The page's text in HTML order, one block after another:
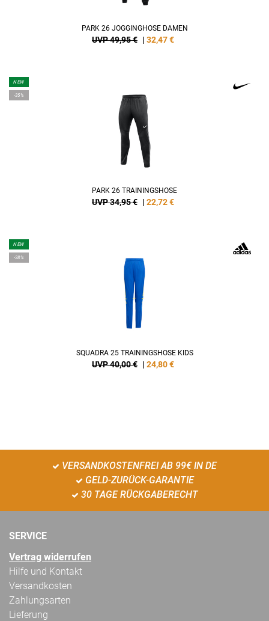
PARK 26 JOGGINGHOSE DAMEN
UVP 49,95 € | 32,47€
NEW
-35%
PARK 26 TRAININGSHOSE
UVP 34,95 € | 22,72€
NEW
-38%
SQUADRA 25 TRAININGSHOSE KIDS
UVP 40,00 € | 24,80€
VERSANDKOSTENFREI AB 99€ IN DE
GELD-ZURÜCK-GARANTIE
30 TAGE RÜCKGABERECHT
SERVICE
Vertrag widerrufen
Hilfe und Kontakt
Versandkosten
Zahlungsarten
Lieferung